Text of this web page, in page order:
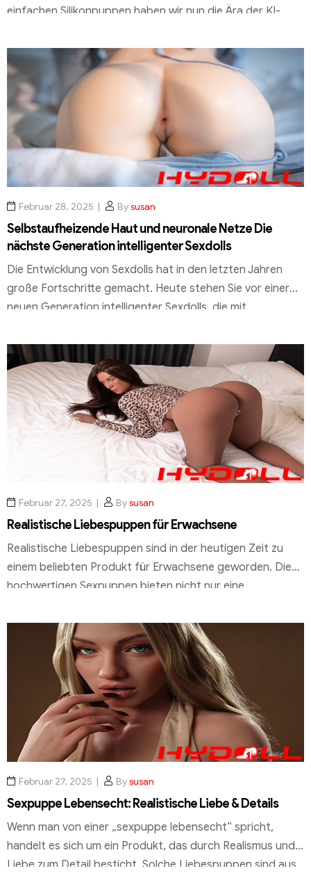
einfachen Silikonpuppen haben wir nun die Ära der KI-
aussehen, sondern auch auf individuelle Bedürfnisse
reagieren können. Diese Evolution wirft zentrale Fragen
zur gesellschaftlichen Akzeptanz dieser Technologien auf
und beleuchtet ihren Einfluss auf die sexuelle […]
Februar 28, 2025 Bysusan
Selbstaufheizende Haut und neuronale Netze Die
nächste Generation intelligenter Sexdolls
Die Entwicklung von Sexdolls hat in den letzten Jahren
große Fortschritte gemacht. Heute stehen Sie vor einer
neuen Generation intelligenter Sexdolls, die mit
ausgestattet sind. Diese Technologie ermöglicht es, eine
realistischere und persönlichere Erfahrung mit einer
Sexpuppe zu haben. Unternehmen wie hydoll.de sind
Vorreiter in diesem Bereich und bieten eine […]
Februar 27, 2025 Bysusan
Realistische Liebespuppen für Erwachsene
Realistische Liebespuppen sind in der heutigen Zeit zu
einem beliebten Produkt für Erwachsene geworden. Diese
hochwertigen Sexpuppen bieten nicht nur eine
Haptik, die ein intensives Stimulationserlebnis ermöglicht.
Bei hydoll.de finden Sie ein umfangreiches Sortiment an
Liebespuppen, die durch ihre Premiumqualität und
Authentizität überzeugen. Die lebensechten Details und
die Verwendung […]
Februar 27, 2025 Bysusan
Sexpuppe Lebensecht: Realistische Liebe & Details
Wenn man von einer „sexpuppe lebensecht“ spricht,
handelt es sich um ein Produkt, das durch Realismus und
Liebe zum Detail besticht. Solche Liebespuppen sind aus